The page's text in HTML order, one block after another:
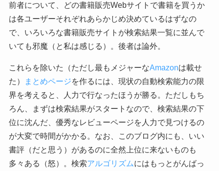
前者について、どの書籍販売Webサイトで書籍を買うか
は各ユーザーそれぞれあらかじめ決めているはずなの
で、いろいろな書籍販売サイトが検索結果一覧に並んで
いても邪魔（と私は感じる）。後者は論外。
これらを除いた（ただし最もメジャーなAmazonは載せ
た）
まとめページを作るには、現状の自動検索能力の限
界を考えると、人力で行なったほうが勝る。ただしもち
ろん、まずは検索結果がスタートなので、検索結果の下
位に沈んだ、優秀なレビューページを人力で見つけるの
が大変で時間がかかる。なお、このブログ内にも、いい
書評（だと思う）があるのに全然上位に来ないものも
多々ある（怒）。検索アルゴリズムにはもっとがんばっ